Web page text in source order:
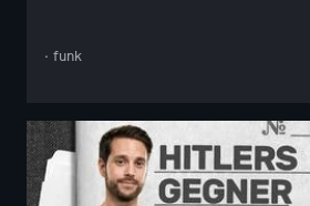
· funk